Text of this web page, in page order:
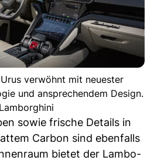
verwöhnt mit neuester
und ansprechendem Design.
sowie frische Details in
Carbon sind ebenfalls
bietet der Lambo-